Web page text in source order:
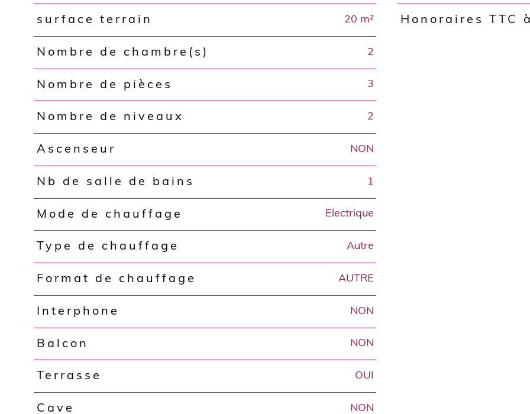
surface terrain 20 m²
Nombre de chambre(s) 2
Nombre de pièces 3
Nombre de niveaux 2
Ascenseur NON
Nb de salle de bains 1
Mode de chauffage Electrique
Type de chauffage Autre
Format de chauffage AUTRE
Interphone NON
Balcon NON
Terrasse OUI
Cave NON
Honoraires TTC